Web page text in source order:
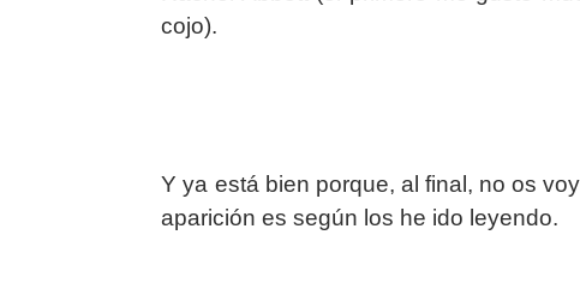
cojo).
Y ya está bien porque, al final, no os
aparición es según los he ido leyendo.